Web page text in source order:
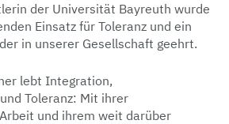
der Universität Bayreuth wurde
Einsatz für Toleranz und ein
in unserer Gesellschaft geehrt.
lebt Integration,
Toleranz: Mit ihrer
und ihrem weit darüber